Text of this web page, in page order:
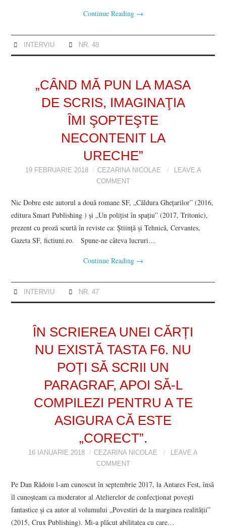
NUMĂRUL 48 /
MARTIE 2018
Continue Reading →
INTERVIU NR. 48
„CÂND MĂ PUN LA MASA
DE SCRIS, IMAGINAŢIA
ÎMI ŞOPTEŞTE
NECONTENIT LA
URECHE”
19 FEBRUARIE 2018 CEZARINA NICOLAE
LEAVE A
COMMENT
Nic Dobre este autorul a două romane SF, „Căldura Ghețarilor” (2016,
editura Smart Publishing ) și „Un polițist în spațiu” (2017, Tritonic),
prezent cu proză scurtă în reviste ca: Ştiinţă şi Tehnică, Cervantes,
Gazeta SF, fictiuni.ro. Spune-ne câteva lucruri…
Continue Reading →
INTERVIU NR. 47
ÎN SCRIEREA UNEI CĂRȚI
NU EXISTĂ TASTA F6. NU
POȚI SĂ SCRII UN
PARAGRAF, APOI SĂ-L
COMPILEZI PENTRU A TE
ASIGURA CĂ ESTE
„CORECT”.
16 IANUARIE 2018 CEZARINA NICOLAE
LEAVE A
COMMENT
Pe Dan Rădoiu l-am cunoscut în septembrie 2017, la Antares Fest, însă
îl cunoșteam ca moderator al Atelierelor de confecționat povești
fantastice și ca autor al volumului „Povestiri de la marginea realității”
(2015, Crux Publishing). Mi-a plăcut abilitatea cu care…